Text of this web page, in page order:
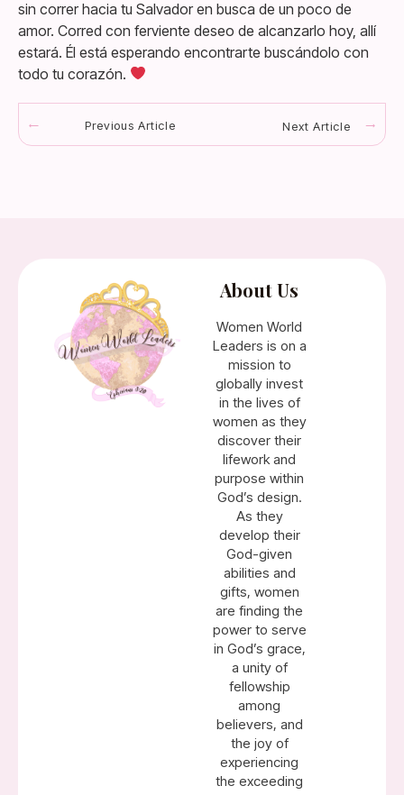
sin correr hacia tu Salvador en busca de un poco de
amor. Corred con ferviente deseo de alcanzarlo hoy, allí
estará. Él está esperando encontrarte buscándolo con
todo tu corazón.
Previous Article Next Article
About Us
Women World
Leaders is on a
mission to
globally invest
in the lives of
women as they
discover their
lifework and
purpose within
God’s design.
As they
develop their
God-given
abilities and
gifts, women
are finding the
power to serve
in God’s grace,
a unity of
fellowship
among
believers, and
the joy of
experiencing
the exceeding